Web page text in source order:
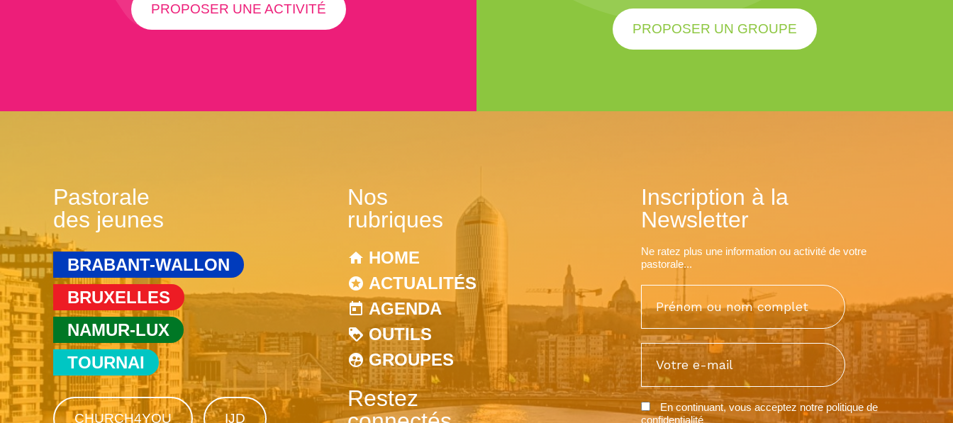
PROPOSER UNE ACTIVITÉ
PROPOSER UN GROUPE
Pastorale
des jeunes
BRABANT-WALLON
BRUXELLES
NAMUR-LUX
TOURNAI
CHURCH4YOU IJD
Nos
rubriques
HOME
ACTUALITÉS
AGENDA
OUTILS
GROUPES
Restez
Inscription à la
Newsletter
Ne ratez plus une information ou activité de votre
pastorale...
En continuant, vous acceptez notre politique de
confidentialité